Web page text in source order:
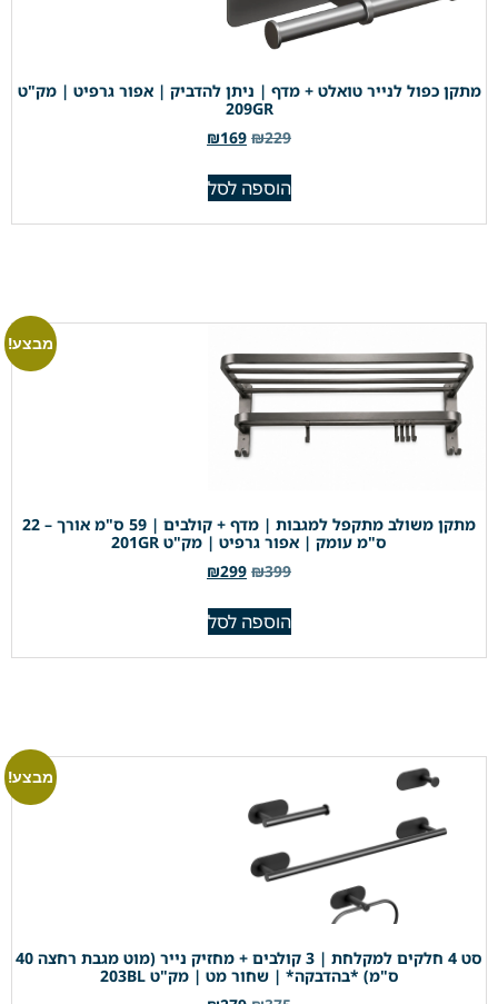
מתקן כפול לנייר טואלט + מדף | ניתן להדביק | אפור גרפיט | מק"ט
209GR
₪229
₪169
הוספה לסל
מבצע!
מתקן משולב מתקפל למגבות | מדף + קולבים | 59 ס"מ אורך – 22
ס"מ עומק | אפור גרפיט | מק"ט 201GR
₪399
₪299
הוספה לסל
מבצע!
סט 4 חלקים למקלחת | 3 קולבים + מחזיק נייר (מוט מגבת רחצה 40
ס"מ) *בהדבקה* | שחור מט | מק"ט 203BL